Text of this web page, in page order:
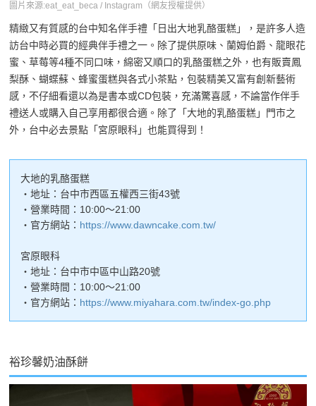
圖片來源:eat_eat_beca / Instagram（網友授權提供）
精緻又有質感的台中知名伴手禮「日出大地乳酪蛋糕」，是許多人造
訪台中時必買的經典伴手禮之一。除了提供原味、蘭姆伯爵、龍眼花
蜜、草莓等4種不同口味，綿密又順口的乳酪蛋糕之外，也有販賣鳳
梨酥、蝴蝶蘇、蜂蜜蛋糕與各式小茶點，包裝精美又富有創新藝術
感，不仔細看還以為是書本或CD包裝，充滿驚喜感，不論當作伴手
禮送人或購入自己享用都很合適。除了「大地的乳酪蛋糕」門市之
外，台中必去景點「宮原眼科」也能買得到！
大地的乳酪蛋糕
・地址：台中市西區五權西三街43號
・營業時間：10:00～21:00
・官方網站： https://www.dawncake.com.tw/
宮原眼科
・地址：台中市中區中山路20號
・營業時間：10:00～21:00
・官方網站： https://www.miyahara.com.tw/index-go.php
裕珍馨奶油酥餅